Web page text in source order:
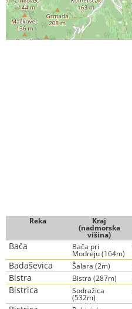
Reka Kraj
(nadmorska
višina)
Bača Bača pri
Modreju (164m)
Badaševica
Šalara (2m)
Bistra
Bistra (287m)
Bistrica
Sodražica
(532m)